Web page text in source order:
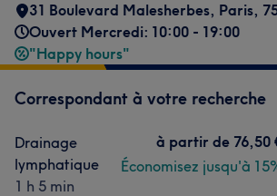
31 Boulevard Malesherbes, Paris,
Ouvert Mercredi: 10:00 - 19:00
"Happy hours"
Correspondant à votre recherche
Drainage
lymphatique
1 h 5 min
à partir de 76,50
Économisez jusqu'à